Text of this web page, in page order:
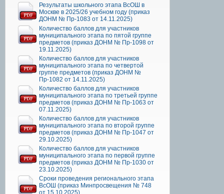
Результаты школьного этапа ВсОШ в
Москве в 2025/26 учебном году (приказ
ДОНМ № Пр-1083 от 14.11.2025)
Количество баллов для участников
муниципального этапа по пятой группе
предметов (приказ ДОНМ № Пр-1098 от
19.11.2025)
Количество баллов для участников
муниципального этапа по четвертой
группе предметов (приказ ДОНМ №
Пр-1082 от 14.11.2025)
Количество баллов для участников
муниципального этапа по третьей группе
предметов (приказ ДОНМ № Пр-1063 от
07.11.2025)
Количество баллов для участников
муниципального этапа по второй группе
предметов (приказ ДОНМ № Пр-1047 от
29.10.2025)
Количество баллов для участников
муниципального этапа по первой группе
предметов (приказ ДОНМ № Пр-1030 от
23.10.2025)
Сроки проведения регионального этапа
ВсОШ (приказ Минпросвещения № 748
от 15.10.2025)